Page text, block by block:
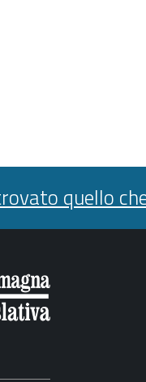
quello